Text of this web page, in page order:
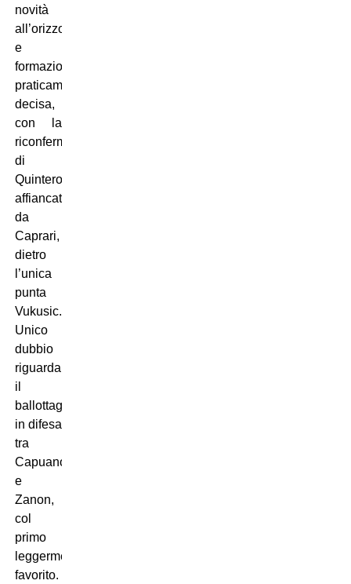
novità
all’orizzonte
e
formazione
praticamente
decisa,
con la
riconferma
di
Quintero,
affiancato
da
Caprari,
dietro
l’unica
punta
Vukusic.
Unico
dubbio
riguarda
il
ballottaggio
in difesa
tra
Capuano
e
Zanon,
col
primo
leggermente
favorito.